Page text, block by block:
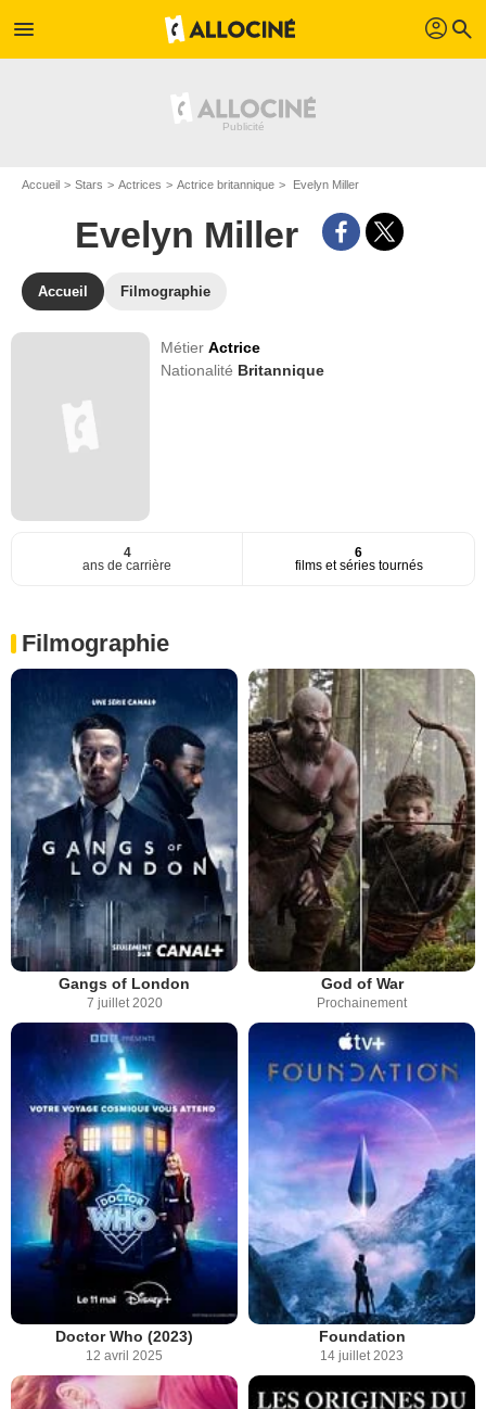
menu profil search
Accueil Stars Actrices Actrice britannique Evelyn Miller
Evelyn Miller
Accueil Filmographie
MétierActrice
Nationalité Britannique
4
ans de carrière
6
films et séries tournés
Filmographie
Gangs of London
7 juillet 2020
God of War
Prochainement
Doctor Who (2023)
12 avril 2025
Foundation
14 juillet 2023